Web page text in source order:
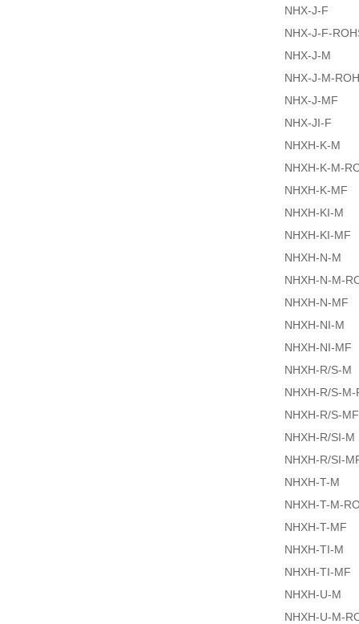
NHX-J-F
NHX-J-F-
NHX-J-M
NHX-J-M-
NHX-J-MF
NHX-JI-F
NHXH-K-M
NHXH-K-M-
NHXH-K-MF
NHXH-KI-M
NHXH-KI-MF
NHXH-N-M
NHXH-N-M-
NHXH-N-MF
NHXH-NI-M
NHXH-NI-MF
NHXH-R/S-M
NHXH-R/S-M-
NHXH-R/S-MF
NHXH-R/SI-M
NHXH-R/SI-
NHXH-T-M
NHXH-T-M-
NHXH-T-MF
NHXH-TI-M
NHXH-TI-MF
NHXH-U-M
NHXH-U-M-